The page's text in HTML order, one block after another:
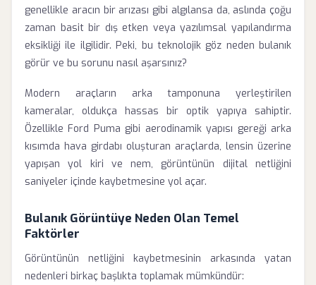
genellikle aracın bir arızası gibi algılansa da, aslında çoğu
zaman basit bir dış etken veya yazılımsal yapılandırma
eksikliği ile ilgilidir. Peki, bu teknolojik göz neden bulanık
görür ve bu sorunu nasıl aşarsınız?
Modern araçların arka tamponuna yerleştirilen
kameralar, oldukça hassas bir optik yapıya sahiptir.
Özellikle Ford Puma gibi aerodinamik yapısı gereği arka
kısımda hava girdabı oluşturan araçlarda, lensin üzerine
yapışan yol kiri ve nem, görüntünün dijital netliğini
saniyeler içinde kaybetmesine yol açar.
Bulanık Görüntüye Neden Olan Temel
Faktörler
Görüntünün netliğini kaybetmesinin arkasında yatan
nedenleri birkaç başlıkta toplamak mümkündür: